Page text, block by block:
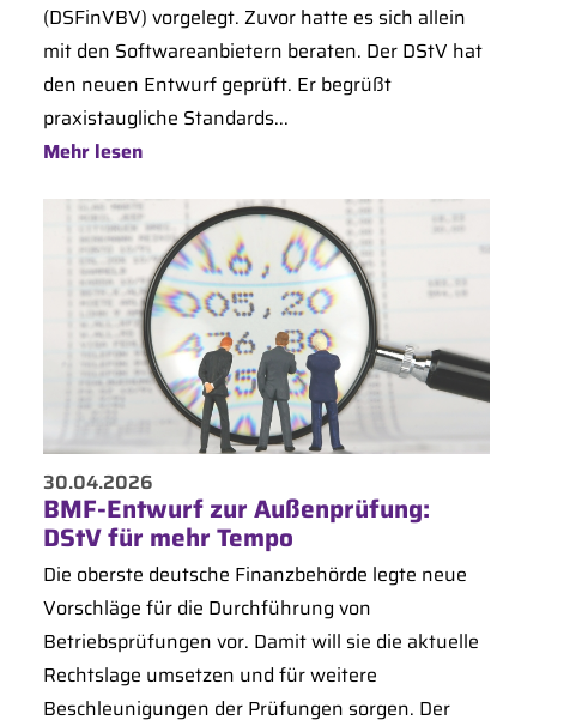
(DSFinVBV) vorgelegt. Zuvor hatte es sich allein
mit den Softwareanbietern beraten. Der DStV hat
den neuen Entwurf geprüft. Er begrüßt
praxistaugliche Standards...
Mehr lesen
30.04.2026
BMF-Entwurf zur Außenprüfung:
DStV für mehr Tempo
Die oberste deutsche Finanzbehörde legte neue
Vorschläge für die Durchführung von
Betriebsprüfungen vor. Damit will sie die aktuelle
Rechtslage umsetzen und für weitere
Beschleunigungen der Prüfungen sorgen. Der